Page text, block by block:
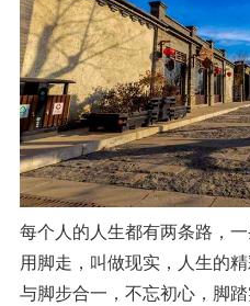
每个人的人生都有两条路，
用脚走，叫做现实，人生的
与脚步合一，不忘初心，脚